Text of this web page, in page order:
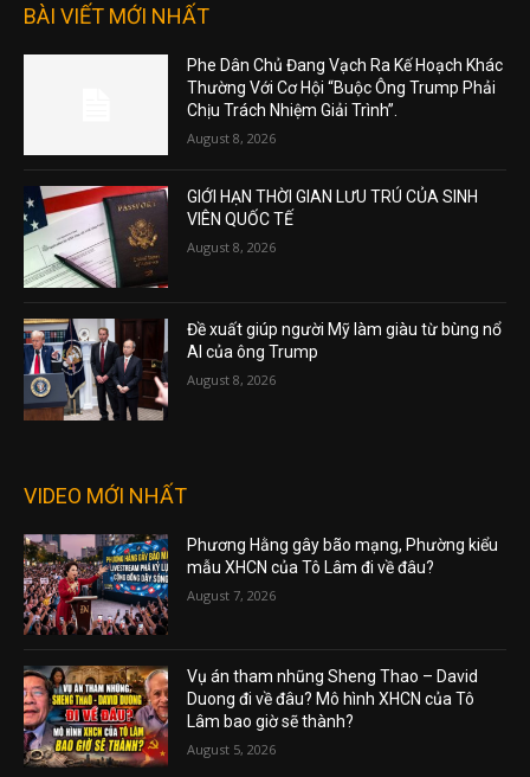
BÀI VIẾT MỚI NHẤT
Phe Dân Chủ Đang Vạch Ra Kế Hoạch Khác
Thường Với Cơ Hội “Buộc Ông Trump Phải
Chịu Trách Nhiệm Giải Trình”.
August 8, 2026
GIỚI HẠN THỜI GIAN LƯU TRÚ CỦA SINH
VIÊN QUỐC TẾ
August 8, 2026
Đề xuất giúp người Mỹ làm giàu từ bùng nổ
AI của ông Trump
August 8, 2026
VIDEO MỚI NHẤT
Phương Hằng gây bão mạng, Phường kiểu
mẫu XHCN của Tô Lâm đi về đâu?
August 7, 2026
Vụ án tham nhũng Sheng Thao – David
Duong đi về đâu? Mô hình XHCN của Tô
Lâm bao giờ sẽ thành?
August 5, 2026